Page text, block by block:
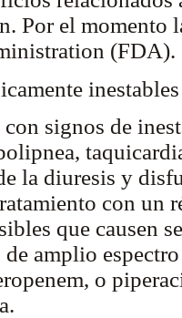
Por el momento
(FDA).
inestables
con signos de
la diuresis y
con un
que causen
amplio
o